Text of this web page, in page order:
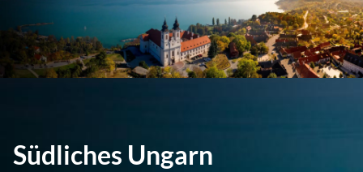
Südliches Ungarn